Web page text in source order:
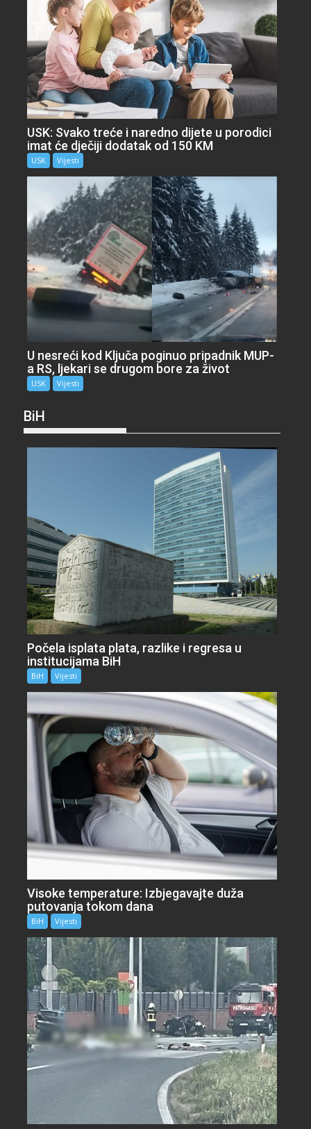
USK: Svako treće i naredno dijete u porodici
imat će dječiji dodatak od 150 KM
USK Vijesti
U nesreći kod Ključa poginuo pripadnik MUP-
a RS, ljekari se drugom bore za život
USK Vijesti
BiH
Počela isplata plata, razlike i regresa u
institucijama BiH
BiH Vijesti
Visoke temperature: Izbjegavajte duža
putovanja tokom dana
BiH Vijesti